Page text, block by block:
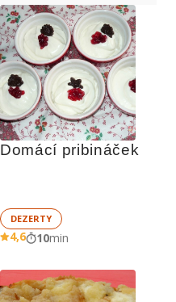
Domácí pribináček
DEZERTY
4,6 10min